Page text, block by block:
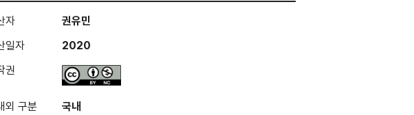
자
권유민
일자
2020
권
외 구분 국내